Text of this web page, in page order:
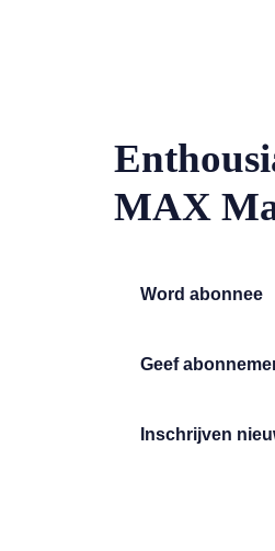
MAX
Word abonnee
Geef
Inschrijven